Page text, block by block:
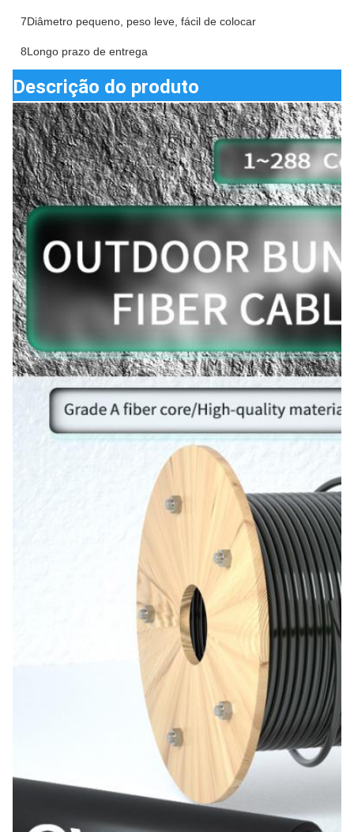
7Diâmetro pequeno, peso leve, fácil de colocar
8Longo prazo de entrega
Descrição do produto